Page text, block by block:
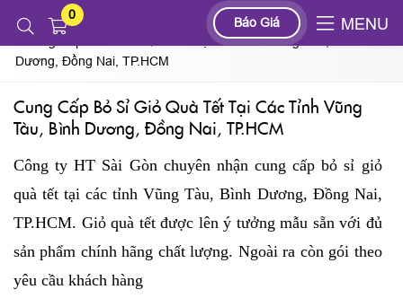
0
Báo Giá MENU
Tin tức
Cung Cấp Bỏ Sỉ Giỏ Quà Tết Tại Các Tỉnh Vũng Tàu, Bình
Dương, Đồng Nai, TP.HCM
Cung Cấp Bỏ Sỉ Giỏ Quà Tết Tại Các Tỉnh Vũng
Tàu, Bình Dương, Đồng Nai, TP.HCM
Công ty HT Sài Gòn chuyên nhận cung cấp bỏ sỉ giỏ
quà tết tại các tỉnh Vũng Tàu, Bình Dương, Đồng Nai,
TP.HCM. Giỏ quà tết được lên ý tưởng mẫu sẵn với đủ
sản phẩm chính hãng chất lượng. Ngoài ra còn gói theo
yêu cầu khách hàng